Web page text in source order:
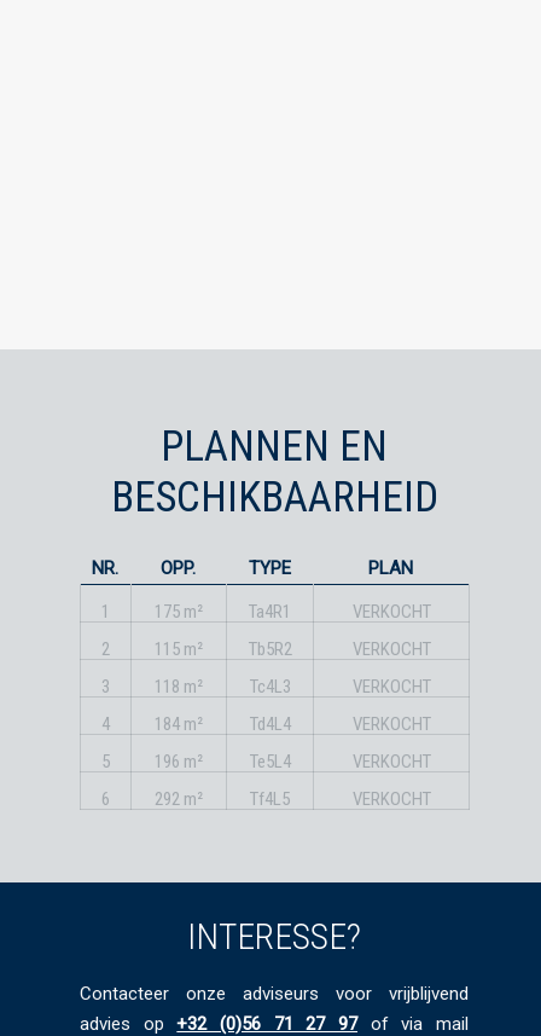
PLANNEN EN
BESCHIKBAARHEID
NR. OPP. TYPE
PLAN
1
175 m² Ta4R1
VERKOCHT
2
115 m² Tb5R2
VERKOCHT
3
118 m² Tc4L3
VERKOCHT
4
184 m² Td4L4
VERKOCHT
5
196 m² Te5L4
VERKOCHT
6
292 m² Tf4L5 VERKOCHT
INTERESSE?
Contacteer onze adviseurs voor vrijblijvend
advies op+32 (0)56 71 27 97of via mail